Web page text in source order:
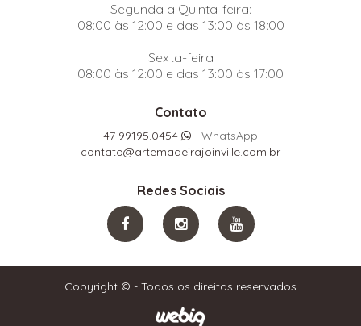
Segunda a Quinta-feira:
08:00 às 12:00 e das 13:00 às 18:00
Sexta-feira
08:00 às 12:00 e das 13:00 às 17:00
Contato
47 99195.0454
- WhatsApp
contato@artemadeirajoinville.com.br
Redes Sociais
Copyright © - Todos os direitos reservados